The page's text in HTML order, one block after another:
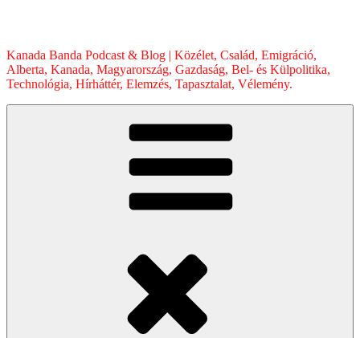
Kanada Banda Podcast & Blog | Közélet, Család, Emigráció,
Alberta, Kanada, Magyarország, Gazdaság, Bel- és Külpolitika,
Technológia, Hírháttér, Elemzés, Tapasztalat, Vélemény.